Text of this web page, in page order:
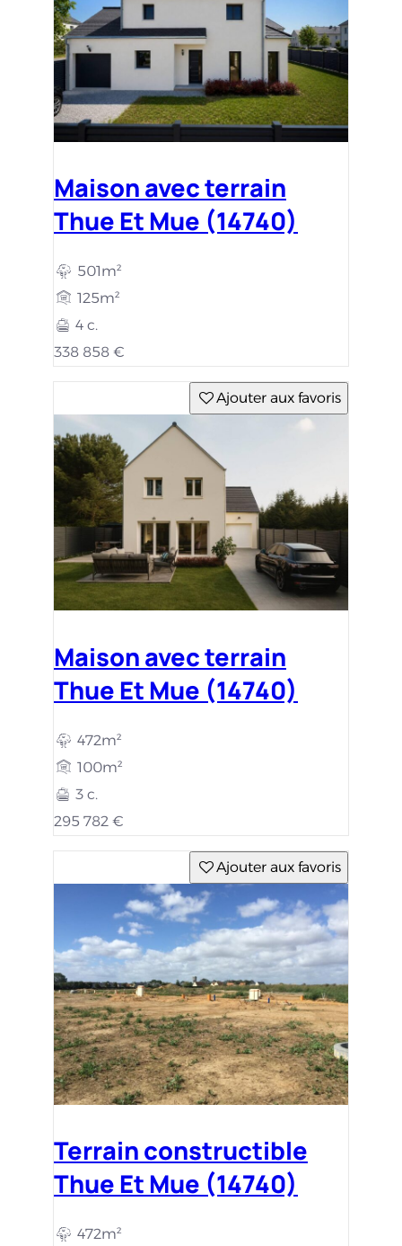
Maison avec terrain
Thue Et Mue (14740)
501m²
125m²
4 c.
338 858 €
Ajouter aux favoris
Maison avec terrain
Thue Et Mue (14740)
472m²
100m²
3 c.
295 782 €
Ajouter aux favoris
Terrain constructible
Thue Et Mue (14740)
472m²